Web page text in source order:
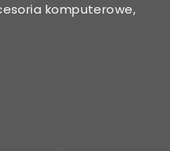
komputerowe,